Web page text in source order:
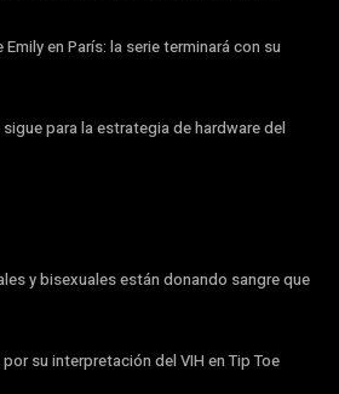
en París: la serie terminará con su
para la estrategia de hardware del
y bisexuales están donando sangre que
su interpretación del VIH en Tip Toe